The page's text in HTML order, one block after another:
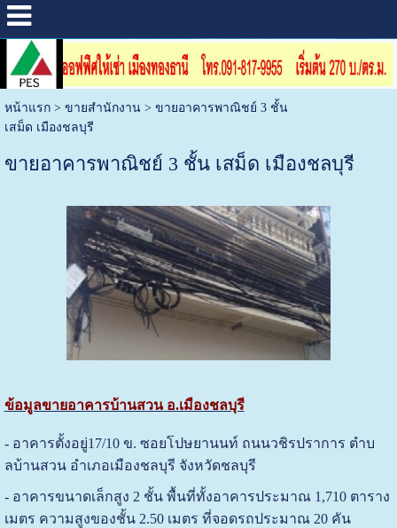
หน้าแรก> ขายสำนักงาน> ขายอาคารพาณิชย์ 3 ชั้น
เสม็ด เมืองชลบุรี
ขายอาคารพาณิชย์ 3 ชั้น เสม็ด เมืองชลบุรี
ข้อมูลขายอาคารบ้านสวน อ.เมืองชลบุรี
- อาคารตั้งอยู่17/10 ข. ซอยโปษยานนท์ ถนนวชิรปราการ ตําบ
ลบ้านสวน อําเภอเมืองชลบุรี จังหวัดชลบุรี
- อาคารขนาดเล็กสูง 2 ชั้น พื้นที่ทั้งอาคารประมาณ 1,710 ตาราง
เมตร ความสูงของชั้น 2.50 เมตร ที่จอดรถประมาณ 20 คัน